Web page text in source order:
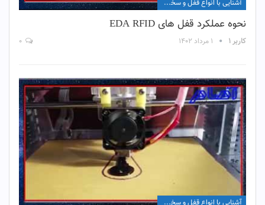
آشنایی با انواع قفل و سخت افزار آن
نحوه عملکرد قفل های EDA RFID
کاربر ۱ ۱ مرداد ۱۴۰۲
آشنایی با انواع قفل و سخت افزار آن